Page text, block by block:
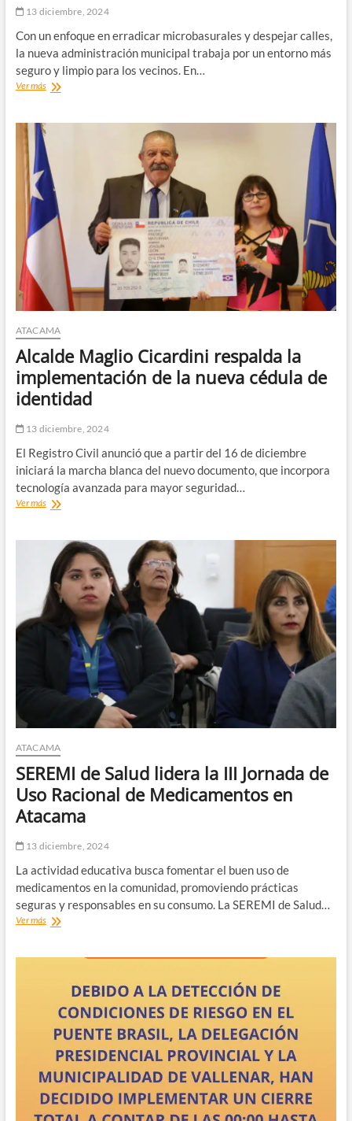
13 diciembre, 2024
Con un enfoque en erradicar microbasurales y despejar calles,
la nueva administración municipal trabaja por un entorno más
seguro y limpio para los vecinos. En…
Ver másMunicipio
impulsa
plan
de
poda
limpieza
para
mejorar
seguridad
ATACAMA
Alcalde Maglio Cicardini respalda la
implementación de la nueva cédula de
identidad
13 diciembre, 2024
El Registro Civil anunció que a partir del 16 de diciembre
iniciará la marcha blanca del nuevo documento, que incorpora
tecnología avanzada para mayor seguridad…
Ver másAlcalde
respalda
implementación
de
la
cédula
identidad
ATACAMA
SEREMI de Salud lidera la III Jornada de
Uso Racional de Medicamentos en
Atacama
13 diciembre, 2024
La actividad educativa busca fomentar el buen uso de
medicamentos en la comunidad, promoviendo prácticas
seguras y responsables en su consumo. La SEREMI de Salud…
Ver másSEREMI
Jornada
Uso
Racional
Medicamentos
en
Atacama